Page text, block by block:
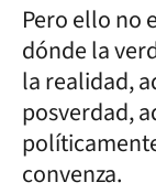
Pero ello no
dónde la
la realidad,
posverdad,
convenza.